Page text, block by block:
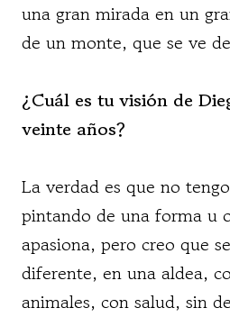
una gran mirada en un
de un monte, que se ve
¿Cuál es tu visión de
veinte años?
La verdad es que no
pintando de una forma u
apasiona, pero creo que
diferente, en una aldea,
animales, con salud, sin